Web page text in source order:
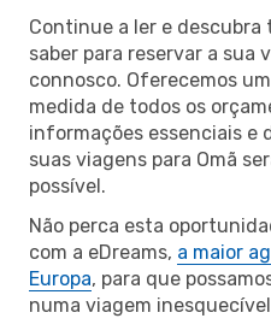
Continue a ler e
saber para reservar a sua
connosco. Oferecemos
medida de todos os
informações essenciais e
suas viagens para Omã
possível.
Não perca esta
com a eDreams, a maior
Europa, para que
numa viagem